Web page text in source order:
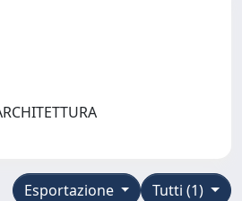
Tutti (1)
Esportazione